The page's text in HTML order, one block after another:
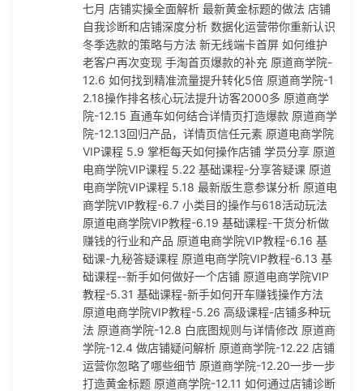
电商学院VIP教程-6.7 小类目的操作与618活动玩法 原道电商
学院VIP教程-6.19 基础课程-干货分析做赚钱的行业和产品 原
道电商学院VIP教程-6.16 基础课-九秘答疑课程 原道电商学院
VIP教程-6.13 基础课程--新手如何做好一个店铺 原道电商学院
VIP教程-5.31 基础课程-新手如何开车赚钱操作方法 原道电商
学院VIP教程-5.26 高级课程-店铺多种玩法 原道商学院-12.8
白底图规则与详情修改 原道商学院-12.4 做店铺疑问解析 原道
商学院-12.22 店铺运营你忽略了哪些细节 原道商学院-12.20
一步一步打造黄金标题 原道商学院-12.11 如何通过店铺诊断找
出店铺问题 原道商学院-12.1 上下架时间的卡位 原道商学院-1
1.29 爆款操作答疑课 原道商学院-11.27 极致直通车玩法详解
原道商学院-11.22 直通车极致操作调控出价 原道商学院-11.20
双十二布局 原道商学院-11.17 详情策划极致思路和人群分析
原道电商学院VIP教程-6.9 短期学会作图思路与操作 原道电商
学院VIP教程-6.6 高级课程--直通车优化终极讲解 原道电商学
院VIP教程-6.5 基础课程 手淘首页的玩法 原道电商学院VIP教
程-6.22 高客单价产品操作之南海产品与代购 原道电商学院VI
P教程-6.20 提高转化率的独特方法 原道电商学院VIP教程-6.1
5 基础课程-新品与单品的操作 原道电商学院VIP教程-6.14 进
阶课-营销策划卖点提炼 原道电商学院VIP教程-6.1 基础课程-
店铺权重维持提升技巧 9.29 新起爆款第二式 9.27 黄金标题优
七月 店铺实操全面解析 最新黄金标题的做法 店铺
自我诊断和店铺深度分析 数据化运营带你重新认识
冬季选款的策略与方法 新无线端卡首屏 如何维护
老客户再次变现 手淘首页爆款的补充 原道商学院-
12.6 如何找到精准流量提升转化5倍 原道商学院-1
2.18操作排名核心玩法提升访客2000多 原道商学
院-12.15 直通车如何结合详情页打造爆款 原道商学
院-12.13回归产品，详情页信任元素 原道电商学院
VIP课程 5.9 掌柜每天如何操作店铺 学员分享 原道
电商学院VIP课程 5.22 基础课程-分享答疑课 原道
电商学院VIP课程 5.18 最新版生意参谋分析 原道电
商学院VIP教程-6.7 小类目的操作与618活动玩法
原道电商学院VIP教程-6.19 基础课程-干货分析做
赚钱的行业和产品 原道电商学院VIP教程-6.16 基
础课-九秘答疑课程 原道电商学院VIP教程-6.13 基
础课程--新手如何做好一个店铺 原道电商学院VIP
教程-5.31 基础课程-新手如何开车赚钱操作方法
原道电商学院VIP教程-5.26 高级课程-店铺多种玩
法 原道商学院-12.8 白底图规则与详情修改 原道商
学院-12.4 做店铺疑问解析 原道商学院-12.22 店铺
运营你忽略了哪些细节 原道商学院-12.20一步一步
打造黄金标题 原道商学院-12.11 如何通过店铺诊断